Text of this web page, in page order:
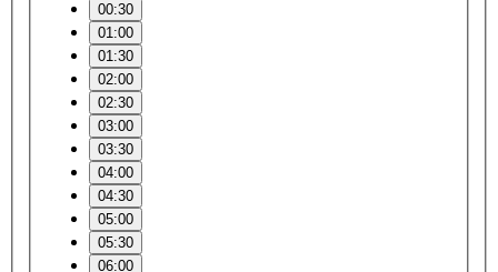
00:30
01:00
01:30
02:00
02:30
03:00
03:30
04:00
04:30
05:00
05:30
06:00